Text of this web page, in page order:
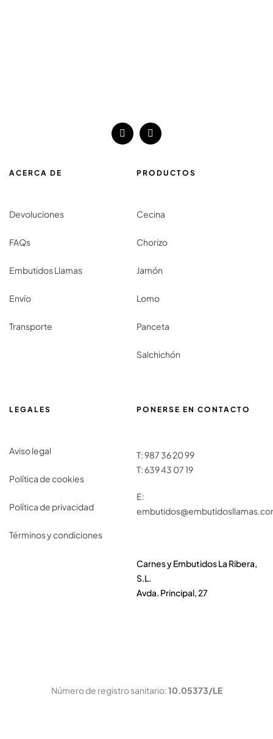
ACERCA DE
Devoluciones
FAQs
Embutidos Llamas
Envío
Transporte
PRODUCTOS
Cecina
Chorizo
Jamón
Lomo
Panceta
Salchichón
LEGALES
Aviso legal
Política de cookies
Política de privacidad
Términos y condiciones
PONERSE EN CONTACTO
T:987 36 20 99
T: 639 43 07 19
E:
Carnes y Embutidos La Ribera,
S.L.
Avda. Principal, 27
Número de registro sanitario:10.05373/LE